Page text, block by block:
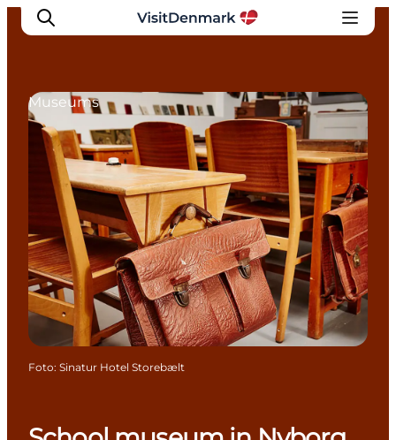
Inspiratie
Bestemmingen
Wat te doen
Accommodaties
Plan je reis
Museums
Foto: Sinatur Hotel Storebælt